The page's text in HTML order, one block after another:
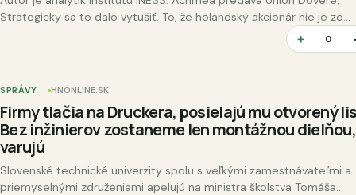
Strategicky sa to dalo vytušiť. To, že holandský akcionár nie je zo
＋ 0
SPRÁVY HNONLINE.SK
Firmy tlačia na Druckera, posielajú mu otvorený
Bez inžinierov zostaneme len montážnou dielňou,
varujú
Slovenské technické univerzity spolu s veľkými zamestnávateľmi a
priemyselnými združeniami apelujú na ministra školstva Tomáša